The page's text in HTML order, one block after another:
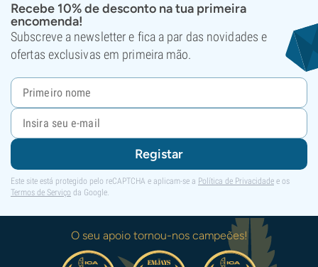
Recebe 10% de desconto na tua primeira
encomenda!
Subscreve a newsletter e fica a par das novidades e
ofertas exclusivas em primeira mão.
Registar
Este site está protegido pelo reCAPTCHA e aplicam-se a Política de Privacidade e os
Termos de Serviço da Google.
O seu apoio tornou-nos campeões!